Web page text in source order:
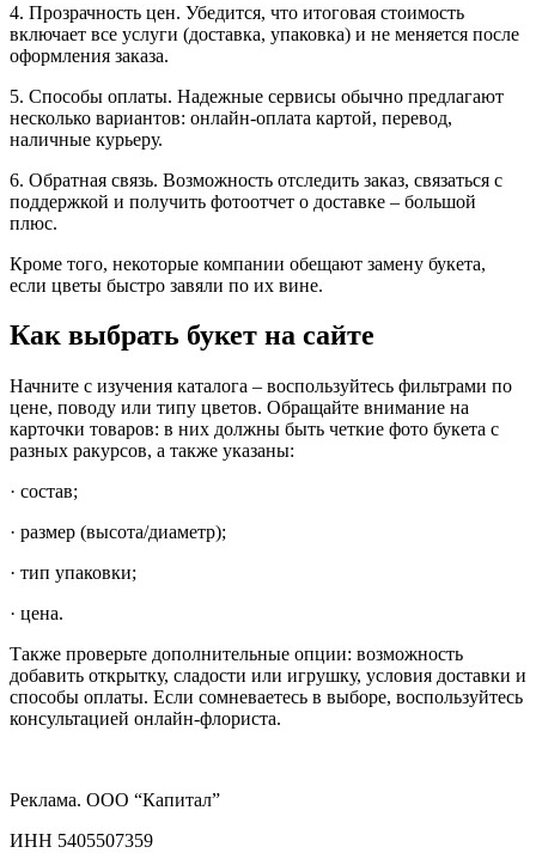
4. Прозрачность цен. Убедится, что итоговая стоимость
включает все услуги (доставка, упаковка) и не меняется после
оформления заказа.
5. Способы оплаты. Надежные сервисы обычно предлагают
несколько вариантов: онлайн‐оплата картой, перевод,
наличные курьеру.
6. Обратная связь. Возможность отследить заказ, связаться с
поддержкой и получить фотоотчет о доставке – большой
плюс.
Кроме того, некоторые компании обещают замену букета,
если цветы быстро завяли по их вине.
Как выбрать букет на сайте
Начните с изучения каталога – воспользуйтесь фильтрами по
цене, поводу или типу цветов. Обращайте внимание на
карточки товаров: в них должны быть четкие фото букета с
разных ракурсов, а также указаны:
· состав;
· размер (высота/диаметр);
· тип упаковки;
· цена.
Также проверьте дополнительные опции: возможность
добавить открытку, сладости или игрушку, условия доставки и
способы оплаты. Если сомневаетесь в выборе, воспользуйтесь
консультацией онлайн‐флориста.
Реклама. ООО “Капитал”
ИНН 5405507359